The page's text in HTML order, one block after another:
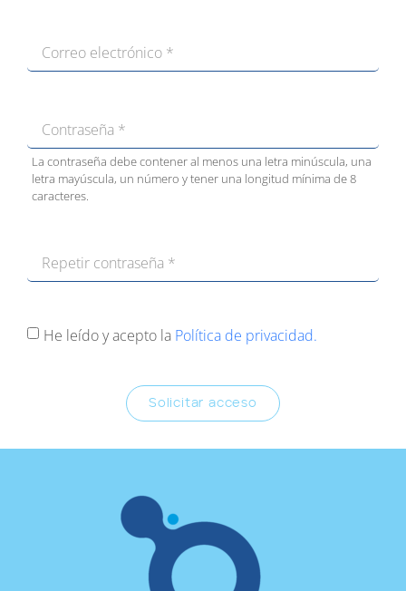
La contraseña debe contener al menos una letra minúscula, una
letra mayúscula, un número y tener una longitud mínima de 8
caracteres.
He leído y acepto la Política de privacidad.
Solicitar acceso